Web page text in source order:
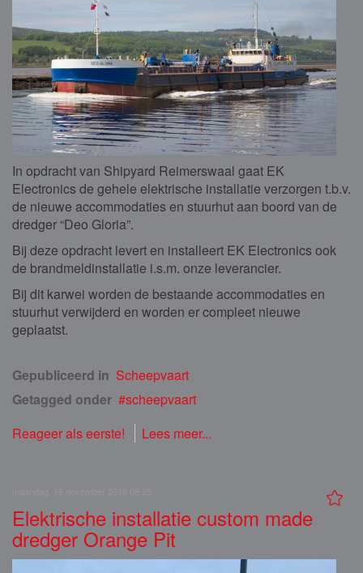
In opdracht van Shipyard Reimerswaal gaat EK
Electronics de gehele elektrische installatie verzorgen t.b.v.
de nieuwe accommodaties en stuurhut aan boord van de
dredger “Deo Gloria”.
Bij deze opdracht levert en installeert EK Electronics ook
de brandmeldinstallatie i.s.m. onze leverancier.
Bij dit karwei worden de bestaande accommodaties en
stuurhut verwijderd en worden er compleet nieuwe
geplaatst.
Gepubliceerd in Scheepvaart
Getagged onder
scheepvaart
Reageer als eerste!
Lees meer...
Elektrische installatie custom made
dredger Orange Pit